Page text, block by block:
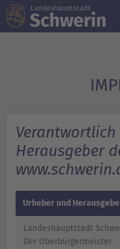
Herausgeber
Urheber und
Landeshauptstadt
Der Oberbürgermeister